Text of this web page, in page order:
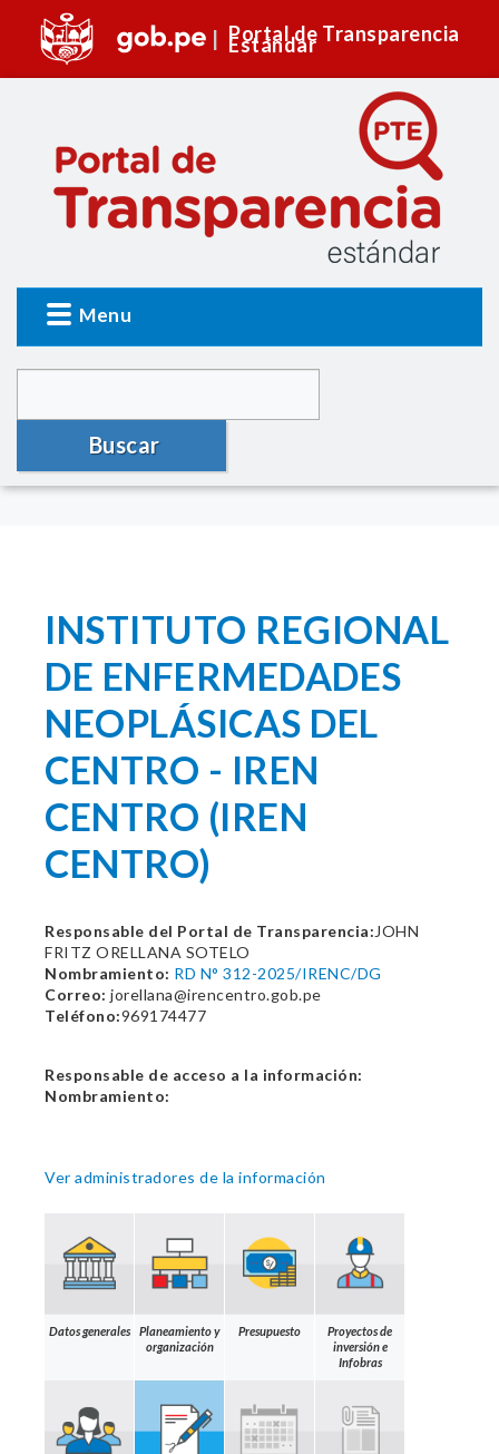
Portal de Transparencia
Estándar
Menu
Buscar
INSTITUTO REGIONAL
DE ENFERMEDADES
NEOPLÁSICAS DEL
CENTRO - IREN
CENTRO (IREN
CENTRO)
Responsable del Portal de Transparencia: JOHN
FRITZ ORELLANA SOTELO
Nombramiento: RD N° 312-2025/IRENC/DG
Correo: jorellana@irencentro.gob.pe
Teléfono:969174477
Responsable de acceso a la información:
Nombramiento:
Ver administradores de la información
Datos generales
Planeamiento y
organización
Presupuesto
Proyectos de
inversión e
Infobras